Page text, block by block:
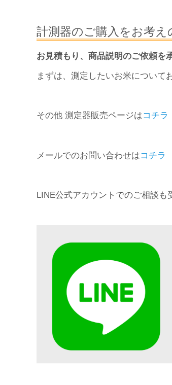
計測器のご購入をお考え
お見積もり、商品説明のご依頼を
まずは、測定したいお米について
その他 測定器販売ページはコチラ
メールでのお問い合わせはコチラ
LINE公式アカウントでのご相談も